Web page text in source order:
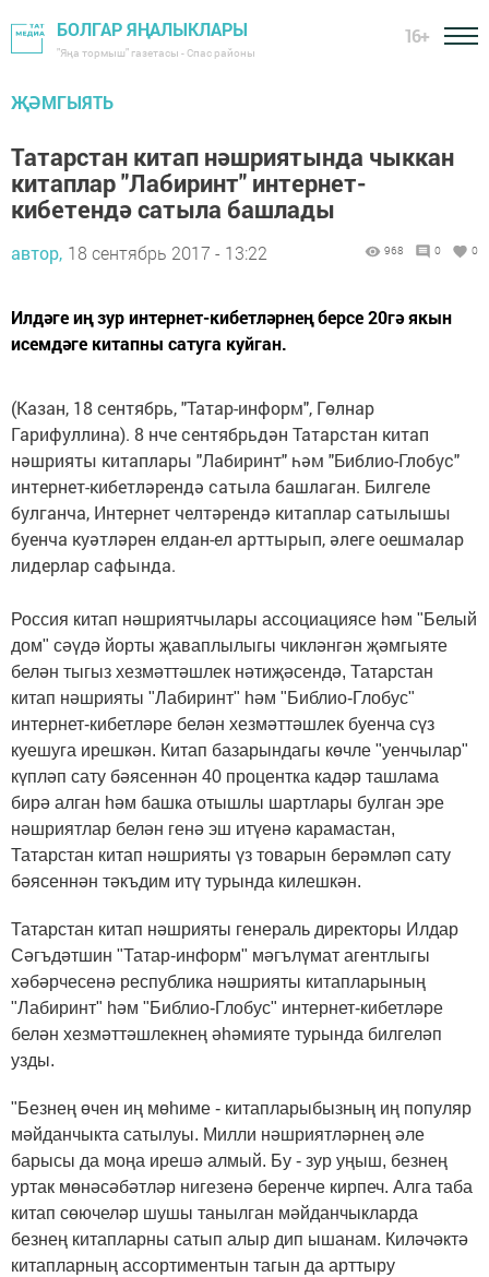
БОЛГАР ЯҢАЛЫКЛАРЫ
"Яңа тормыш" газетасы - Спас районы
16+
ҖӘМГЫЯТЬ
Татарстан китап нәшриятында чыккан
китаплар "Лабиринт" интернет-
кибетендә сатыла башлады
автор, 18 сентябрь 2017 - 13:22 968 0 0
Илдәге иң зур интернет-кибетләрнең берсе 20гә якын
исемдәге китапны сатуга куйган.
(Казан, 18 сентябрь, "Татар-информ", Гөлнар
Гарифуллина). 8 нче сентябрьдән Татарстан китап
нәшрияты китаплары "Лабиринт" һәм "Библио-Глобус"
интернет-кибетләрендә сатыла башлаган. Билгеле
булганча, Интернет челтәрендә китаплар сатылышы
буенча куәтләрен елдан-ел арттырып, әлеге оешмалар
лидерлар сафында.
Россия китап нәшриятчылары ассоциациясе һәм "Белый
дом" сәүдә йорты җаваплылыгы чикләнгән җәмгыяте
белән тыгыз хезмәттәшлек нәтиҗәсендә, Татарстан
китап нәшрияты "Лабиринт" һәм "Библио-Глобус"
интернет-кибетләре белән хезмәттәшлек буенча сүз
куешуга ирешкән. Китап базарындагы көчле "уенчылар"
күпләп сату бәясеннән 40 процентка кадәр ташлама
бирә алган һәм башка отышлы шартлары булган эре
нәшриятлар белән генә эш итүенә карамастан,
Татарстан китап нәшрияты үз товарын берәмләп сату
бәясеннән тәкъдим итү турында килешкән.
Татарстан китап нәшрияты генераль директоры Илдар
Сәгъдәтшин "Татар-информ" мәгълүмат агентлыгы
хәбәрчесенә республика нәшрияты китапларының
"Лабиринт" һәм "Библио-Глобус" интернет-кибетләре
белән хезмәттәшлекнең әһәмияте турында билгеләп
узды.
"Безнең өчен иң мөһиме - китапларыбызның иң популяр
мәйданчыкта сатылуы. Милли нәшриятләрнең әле
барысы да моңа ирешә алмый. Бу - зур уңыш, безнең
уртак мөнәсәбәтләр нигезенә беренче кирпеч. Алга таба
китап сөючеләр шушы танылган мәйданчыкларда
безнең китапларны сатып алыр дип ышанам. Киләчәктә
китапларның ассортиментын тагын да арттыру